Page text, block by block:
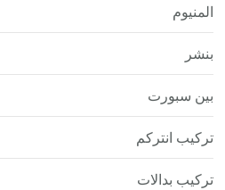
المنيوم
بنشر
بين سبورت
تركيب انتركم
تركيب بدالات